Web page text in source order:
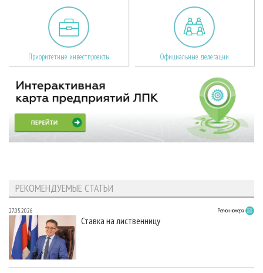
Приоритетные инвестпроекты Официальные делегации
РЕКОМЕНДУЕМЫЕ СТАТЬИ
27.05.2026 Регион номера
Ставка на лиственницу